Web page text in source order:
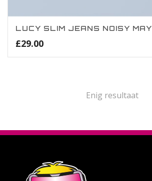
LUCY SLIM JEANS NOISY MAY
£29.00
Enig resultaat